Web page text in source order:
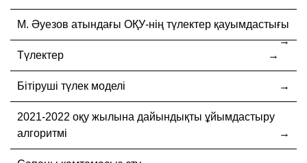
М. Әуезов атындағы ОҚУ-нің түлектер қауымдастығы
Түлектер
Бітіруші түлек моделі
2021-2022 оқу жылына дайындықты ұйымдастыру
алгоритмі